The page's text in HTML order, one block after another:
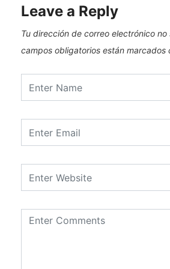
Leave a Reply
Tu dirección de correo electrónico no
campos obligatorios están marcados